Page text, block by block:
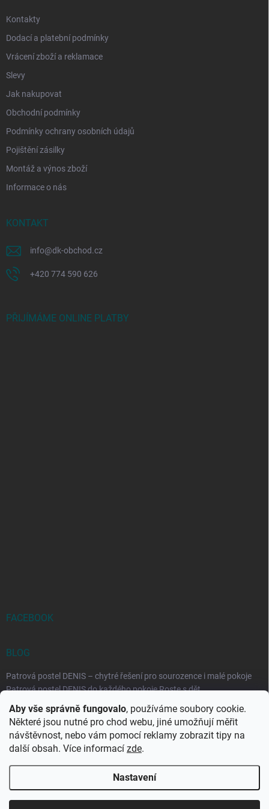
Aby vše správně fungovalo, používáme soubory cookie.
Některé jsou nutné pro chod webu, jiné umožňují měřit
návštěvnost, nebo vám pomocí reklamy zobrazit tipy na
další obsah. Více informací zde.
Nastavení
Kontakty
Dodací a platební podmínky
Vrácení zboží a reklamace
Slevy
Jak nakupovat
Obchodní podmínky
Podmínky ochrany osobních údajů
Pojištění zásilky
Montáž a výnos zboží
Informace o nás
KONTAKT
info@dk-obchod.cz
+420 774 590 626
PŘIJÍMÁME ONLINE PLATBY
FACEBOOK
BLOG
Patrová postel DENIS – chytré řešení pro sourozence i malé pokoje
Patrová postel DENIS do každého pokoje Roste s dět...
Rozkládací postele RELAX – ideální řešení pro malé prostory i
každodenní spaní
Rozkládací postel, která se přizpůsobí vašemu živo...
Copyright 2026DK-obchod.cz. Všechna práva vyhrazena.Upravit